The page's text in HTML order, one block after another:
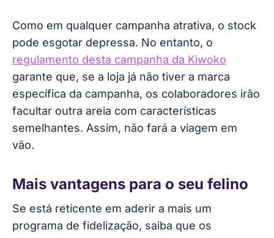
Como em qualquer campanha atrativa, o stock
pode esgotar depressa. No entanto, o
regulamento desta campanha da Kiwoko
garante que, se a loja já não tiver a marca
específica da campanha, os colaboradores irão
facultar outra areia com características
semelhantes. Assim, não fará a viagem em
vão.
Mais vantagens para o seu felino
Se está reticente em aderir a mais um
programa de fidelização, saiba que os